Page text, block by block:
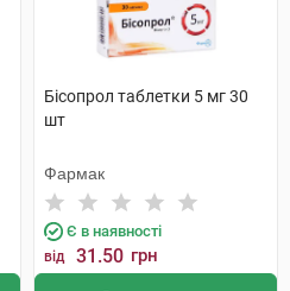
Бісопрол таблетки 5 мг 30
шт
Фармак
Є в наявності
від 31.50 грн